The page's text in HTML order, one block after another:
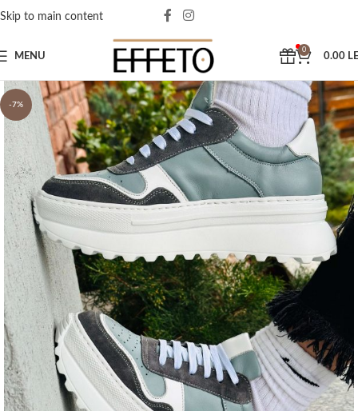
Skip to main content
MENU
0
0.00
-7%